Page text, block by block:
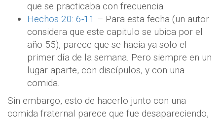
que se practicaba con frecuencia.
Hechos 20: 6-11 – Para esta fecha (un autor
considera que este capitulo se ubica por el
año 55), parece que se hacia ya solo el
primer día de la semana. Pero siempre en un
lugar aparte, con discípulos, y con una
comida.
Sin embargo, esto de hacerlo junto con una
comida fraternal parece que fue desapareciendo,